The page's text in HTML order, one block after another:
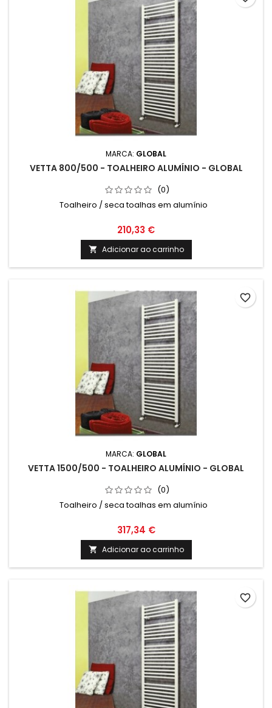
MARCA: GLOBAL
VETTA 800/500 - TOALHEIRO ALUMÍNIO - GLOBAL
(0)
Toalheiro / seca toalhas em alumínio
210,33 €
 Adicionar ao carrinho
MARCA: GLOBAL
VETTA 1500/500 - TOALHEIRO ALUMÍNIO - GLOBAL
(0)
Toalheiro / seca toalhas em alumínio
317,34 €
 Adicionar ao carrinho
favorite_border
favorite_border